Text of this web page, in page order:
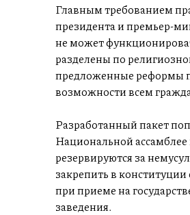
Главным требованием
президента и премьер-
не может
разделены по
предложенные реформы
возможности всем
Разработанный пакет
Национальной
резервируются за
закрепить в
при приеме на
заведения.